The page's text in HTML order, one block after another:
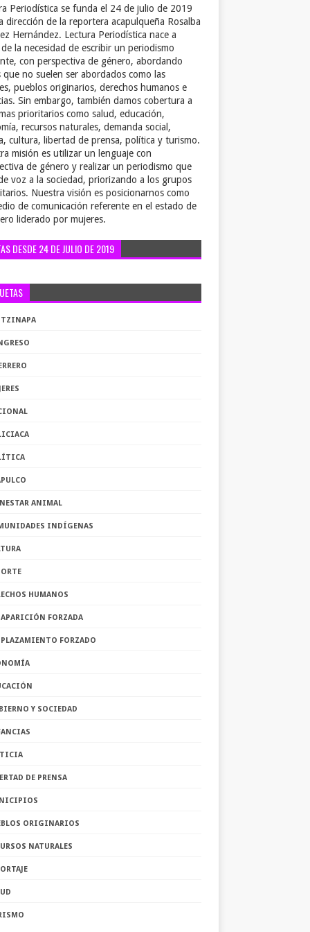
Periodística se funda el 24 de julio de 2019
dirección de la reportera acapulqueña Rosalba
Hernández. Lectura Periodística nace a
la necesidad de escribir un periodismo
con perspectiva de género, abordando
que no suelen ser abordados como las
pueblos originarios, derechos humanos e
Sin embargo, también damos cobertura a
prioritarios como salud, educación,
recursos naturales, demanda social,
cultura, libertad de prensa, política y turismo.
misión es utilizar un lenguaje con
de género y realizar un periodismo que
voz a la sociedad, priorizando a los grupos
Nuestra visión es posicionarnos como
de comunicación referente en el estado de
liderado por mujeres.
DESDE 24 DE JULIO DE 2019
ANIMAL
INDÍGENAS
HUMANOS
FORZADA
FORZADO
Y SOCIEDAD
DE PRENSA
ORIGINARIOS
NATURALES